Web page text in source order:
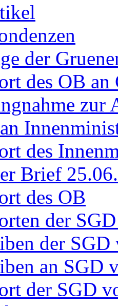
der
des OB an
zur
des
Brief
des OB
der
der
an SGD
der SGD